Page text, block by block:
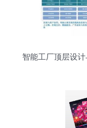
智能工厂顶层设